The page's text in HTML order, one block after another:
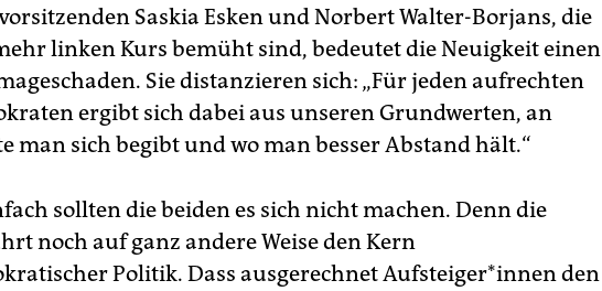
Saskia Esken und Norbert Walter-Borjans, die
linken Kurs bemüht sind, bedeutet die Neuigkeit einen
Sie distanzieren sich: „Für jeden aufrechten
ergibt sich dabei aus unseren Grundwerten, an
man sich begibt und wo man besser Abstand hält.“
sollten die beiden es sich nicht machen. Denn die
noch auf ganz andere Weise den Kern
Politik. Dass ausgerechnet Aufsteiger*innen den